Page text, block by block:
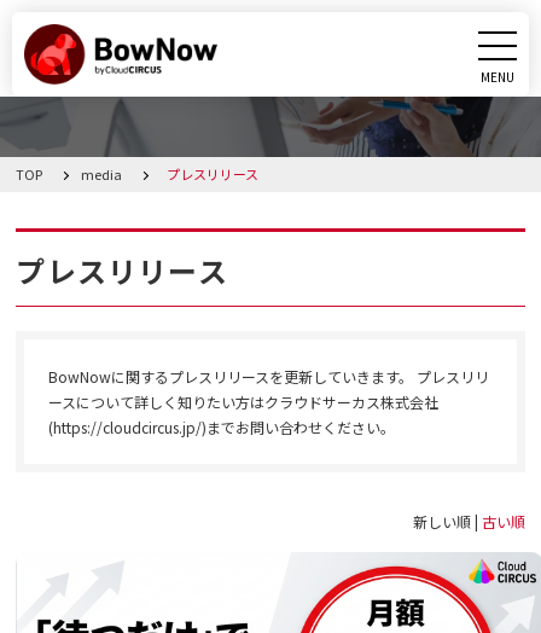
MENU
CLOSE
課題別活用シーン
料金・プラン
コラム
TOP media プレスリリース
プレスリリース
BowNowに関するプレスリリースを更新していきます。 プレスリリ
ースについて詳しく知りたい方はクラウドサーカス株式会社
(https://cloudcircus.jp/)までお問い合わせください。
新しい順 | 古い順